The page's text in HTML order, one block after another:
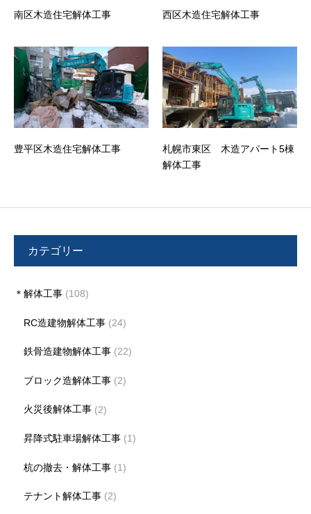
南区木造住宅解体工事 西区木造住宅解体工事
豊平区木造住宅解体工事
札幌市東区 木造アパート5棟
解体工事
カテゴリー
＊解体工事 (108)
RC造建物解体工事 (24)
鉄骨造建物解体工事 (22)
ブロック造解体工事 (2)
火災後解体工事 (2)
昇降式駐車場解体工事 (1)
杭の撤去・解体工事 (1)
テナント解体工事 (2)